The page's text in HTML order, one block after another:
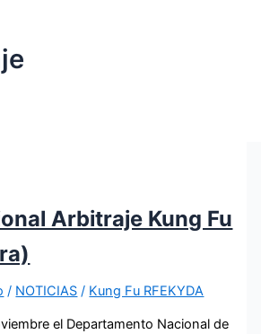
Arbitraje Kung Fu
/ NOTICIAS / Kung Fu RFEKYDA
el Departamento Nacional de